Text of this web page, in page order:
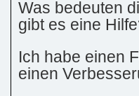
Was bedeuten
gibt es eine
Ich habe einen
einen